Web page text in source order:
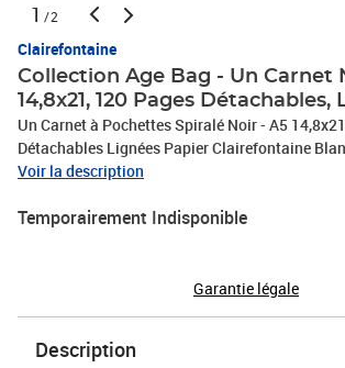
1 /2
Clairefontaine
Collection Age Bag - Un Carnet
14,8x21, 120 Pages Détachables,
Un Carnet à Pochettes Spiralé Noir - A5
Détachables Lignées Papier Clairefontaine
Carte Lustrée Grain Cuir - Collection Age Bag…
Voir la description
Temporairement Indisponible
Garantie légale
Description